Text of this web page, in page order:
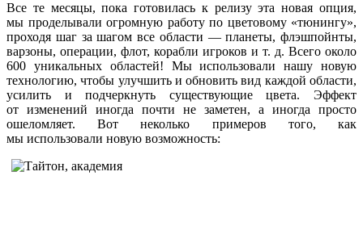
Все те месяцы, пока готовилась к релизуэта новая опция,
мы проделывали огромную работу по цветовому «тюнингу»,
проходя шаг за шагом все области —планеты, флэшпойнты,
варзоны, операции, флот, корабли игроков и т. д. Всего около
600 уникальныхобластей! Мы использовали нашу новую
технологию, чтобы улучшить и обновить вид каждой области,
усилить и подчеркнуть существующие цвета. Эффект
от изменений иногда почти не заметен, а иногда просто
ошеломляет.Вот неколько примеров того, как
мы использовали новую возможность: